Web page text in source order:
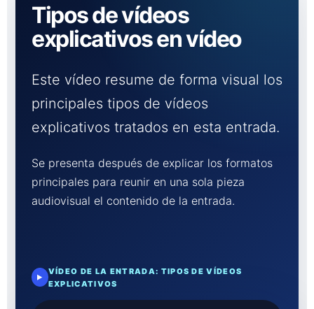
Tipos de vídeos
explicativos en vídeo
Este vídeo resume de forma visual los
principales tipos de vídeos
explicativos tratados en esta entrada.
Se presenta después de explicar los formatos
principales para reunir en una sola pieza
audiovisual el contenido de la entrada.
VÍDEO DE LA ENTRADA: TIPOS DE VÍDEOS
EXPLICATIVOS